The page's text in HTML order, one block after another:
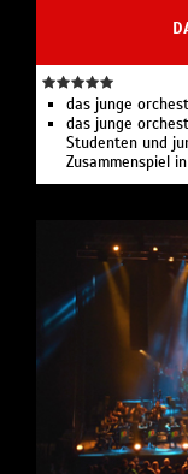
das junge
das junge
Studenten und
Zusammenspiel